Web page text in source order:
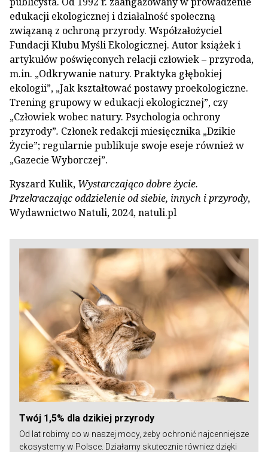
edukacji ekologicznej i działalność społeczną
związaną z ochroną przyrody. Współzałożyciel
Fundacji Klubu Myśli Ekologicznej. Autor książek i
artykułów poświęconych relacji człowiek – przyroda,
m.in. „Odkrywanie natury. Praktyka głębokiej
ekologii”, „Jak kształtować postawy proekologiczne.
Trening grupowy w edukacji ekologicznej”, czy
„Człowiek wobec natury. Psychologia ochrony
przyrody”. Członek redakcji miesięcznika „Dzikie
Życie”; regularnie publikuje swoje eseje również w
„Gazecie Wyborczej”.
Ryszard Kulik, Wystarczająco dobre życie.
Przekraczając oddzielenie od siebie, innych i przyrody,
Wydawnictwo Natuli, 2024, natuli.pl
Twój 1,5% dla dzikiej przyrody
Od lat robimy co w naszej mocy, żeby ochronić najcenniejsze
ekosystemy w Polsce. Działamy skutecznie również dzięki